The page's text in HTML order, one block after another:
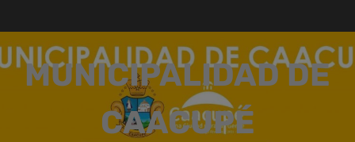
contenido
MUNICIPALIDAD DE
CAACUPÉ